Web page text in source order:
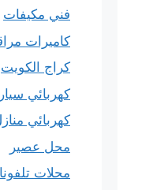
فني مكيفات
كاميرات
كراج الكويت
كهربائي
كهربائي
محل عصير
محلات